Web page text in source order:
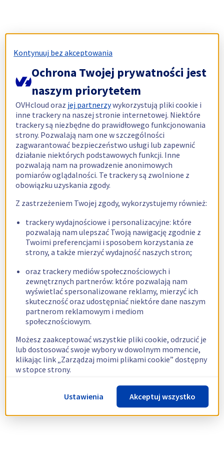
Kontynuuj bez akceptowania
Ochrona Twojej prywatności jest
naszym priorytetem
OVHcloud oraz jej partnerzywykorzystują pliki cookie i
inne trackery na naszej stronie internetowej. Niektóre
trackery są niezbędne do prawidłowego funkcjonowania
strony. Pozwalają nam one w szczególności
zagwarantować bezpieczeństwo usługi lub zapewnić
działanie niektórych podstawowych funkcji. Inne
pozwalają nam na prowadzenie anonimowych
pomiarów oglądalności. Te trackery są zwolnione z
obowiązku uzyskania zgody.
Z zastrzeżeniem Twojej zgody, wykorzystujemy również:
trackery wydajnościowe i personalizacyjne: które
pozwalają nam ulepszać Twoją nawigację zgodnie z
Twoimi preferencjami i sposobem korzystania ze
strony, a także mierzyć wydajność naszych stron;
oraz trackery mediów społecznościowych i
zewnętrznych partnerów: które pozwalają nam
wyświetlać spersonalizowane reklamy, mierzyć ich
skuteczność oraz udostępniać niektóre dane naszym
partnerom reklamowym i mediom
społecznościowym.
Możesz zaakceptować wszystkie pliki cookie, odrzucić je
lub dostosować swoje wybory w dowolnym momencie,
klikając link „Zarządzaj moimi plikami cookie” dostępny
w stopce strony.
Więcej informacji znajdziesz w naszejpolityce
dotyczącej wykorzystywania plików cookie.
Ustawienia Akceptuj wszystko